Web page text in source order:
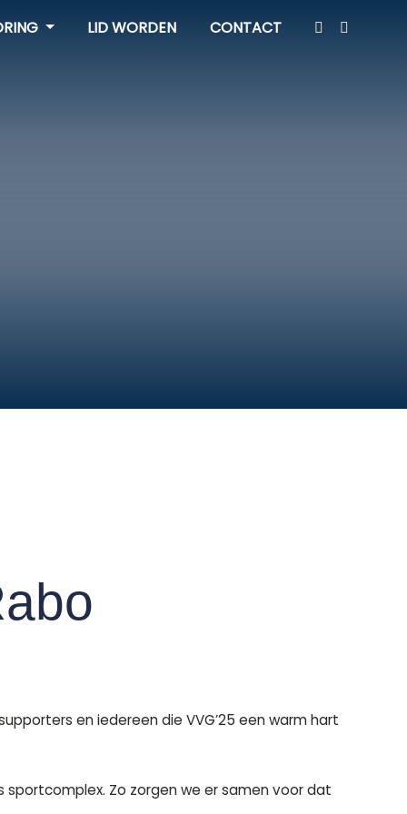
LID WORDEN CONTACT
en iedereen die VVG’25 een warm hart
sportcomplex. Zo zorgen we er samen voor dat